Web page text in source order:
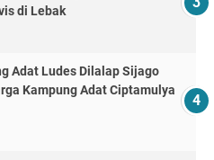
di Lebak
Adat Ludes Dilalap Sijago
Kampung Adat Ciptamulya